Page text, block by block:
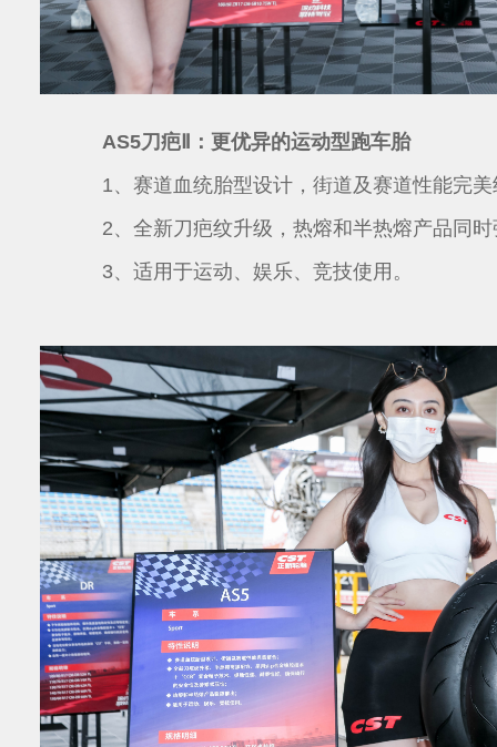
AS5刀疤Ⅱ：更优异的运动型跑车胎
1、赛道血统胎型设计，街道及赛道性能完
2、全新刀疤纹升级，热熔和半热熔产品同
3、适用于运动、娱乐、竞技使用。